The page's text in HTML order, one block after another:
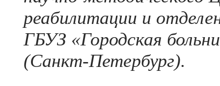
реабилитации и
ГБУЗ «Городская
(Санкт-Петербург).